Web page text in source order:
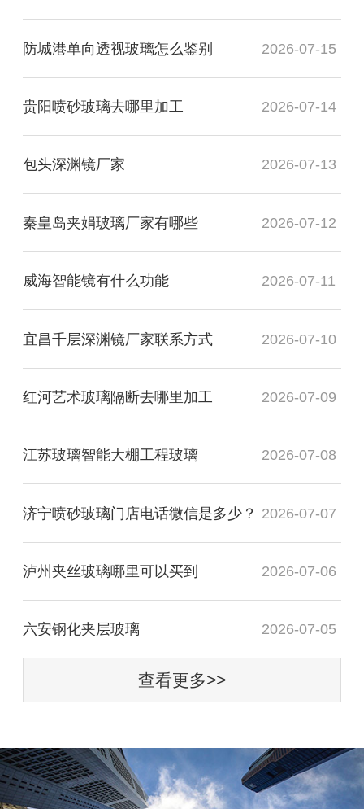
防城港单向透视玻璃怎么鉴别 2026-07-15
贵阳喷砂玻璃去哪里加工 2026-07-14
包头深渊镜厂家 2026-07-13
秦皇岛夹娟玻璃厂家有哪些 2026-07-12
威海智能镜有什么功能 2026-07-11
宜昌千层深渊镜厂家联系方式 2026-07-10
红河艺术玻璃隔断去哪里加工 2026-07-09
江苏玻璃智能大棚工程玻璃 2026-07-08
济宁喷砂玻璃门店电话微信是多少？ 2026-07-07
泸州夹丝玻璃哪里可以买到 2026-07-06
六安钢化夹层玻璃 2026-07-05
查看更多>>